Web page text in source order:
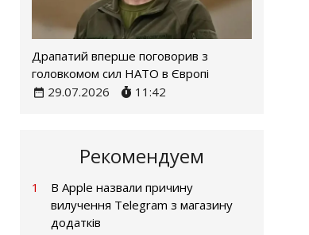
Драпатий вперше поговорив з
головкомом сил НАТО в Європі
29.07.2026
11:42
Рекомендуем
1
В Apple назвали причину
вилучення Telegram з магазину
додатків